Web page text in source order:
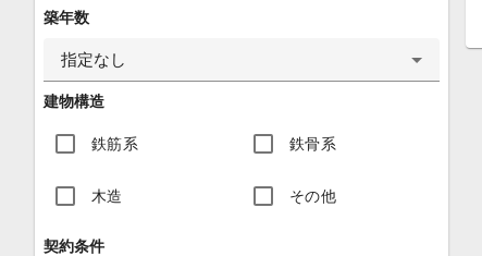
築年数
指定なし
建物構造
鉄筋系 鉄骨系
木造 その他
契約条件